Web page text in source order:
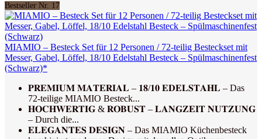
Bestseller Nr. 17
MIAMIO – Besteck Set für 12 Personen / 72-teilig Besteckset mit
Messer, Gabel, Löffel, 18/10 Edelstahl Besteck – Spülmaschinenfest
(Schwarz)*
𝐏𝐑𝐄𝐌𝐈𝐔𝐌 𝐌𝐀𝐓𝐄𝐑𝐈𝐀𝐋 – 𝟏𝟖/𝟏𝟎 𝐄𝐃𝐄𝐋𝐒𝐓𝐀𝐇𝐋 – Das
72-teilige MIAMIO Besteck...
𝐇𝐎𝐂𝐇𝐖𝐄𝐑𝐓𝐈𝐆 & 𝐑𝐎𝐁𝐔𝐒𝐓 – 𝐋𝐀𝐍𝐆𝐙𝐄𝐈𝐓 𝐍𝐔𝐓𝐙𝐔𝐍𝐆
– Durch die...
𝐄𝐋𝐄𝐆𝐀𝐍𝐓𝐄𝐒 𝐃𝐄𝐒𝐈𝐆𝐍 – Das MIAMIO Küchenbesteck